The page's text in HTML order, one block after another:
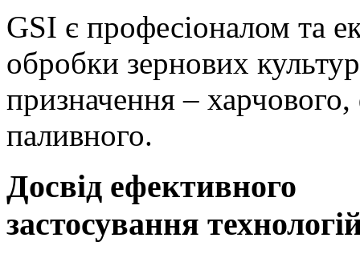
GSI є професіоналом та
обробки зернових
призначення –
паливного.
Досвід ефективного
застосування